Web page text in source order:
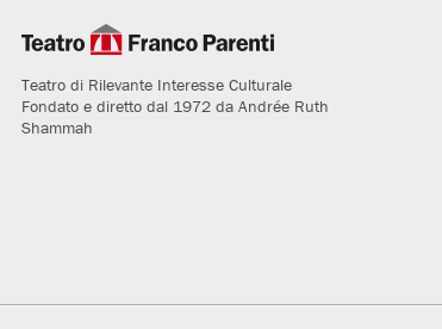
Teatro di Rilevante Interesse Culturale
Fondato e diretto dal 1972 da Andrée Ruth
Shammah